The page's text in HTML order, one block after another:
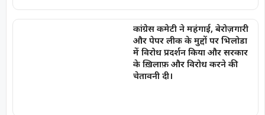
कांग्रेस कमेटी ने महंगाई, बेरोज़गारी
और पेपर लीक के मुद्दों पर भिलोडा
में विरोध प्रदर्शन किया और सरकार
के ख़िलाफ़ और विरोध करने की
चेतावनी दी।